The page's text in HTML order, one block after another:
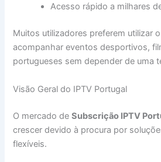
Acesso rápido a milhares
Muitos utilizadores preferem utilizar
acompanhar eventos desportivos,
portugueses sem depender de uma
Visão Geral do IPTV Portugal
O mercado deSubscrição IPTV
crescer devido à procura por
flexíveis.